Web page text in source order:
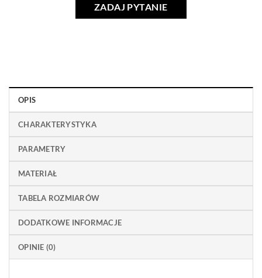
ZADAJ PYTANIE
OPIS
CHARAKTERYSTYKA
PARAMETRY
MATERIAŁ
TABELA ROZMIARÓW
DODATKOWE INFORMACJE
OPINIE (0)